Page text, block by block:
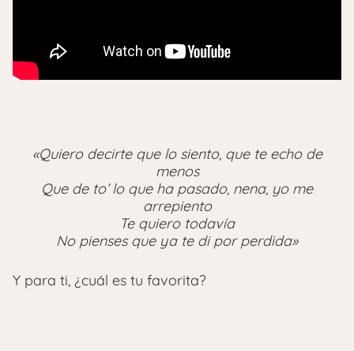
«Quiero decirte que lo siento, que te echo de
menos
Que de to’ lo que ha pasado, nena, yo me
arrepiento
Te quiero todavía
No pienses que ya te di por perdida»
Y para ti, ¿cuál es tu favorita?